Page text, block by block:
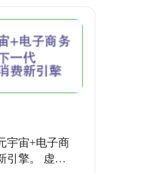
宇宙+电子商
引擎。 虚拟